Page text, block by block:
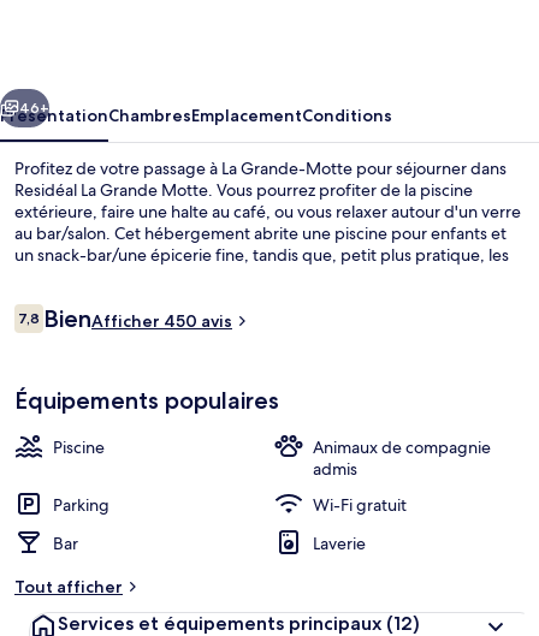
Suivant
46+
PrésentationChambresEmplacementConditions
Profitez de votre passage à La Grande-Motte pour séjourner dans
Residéal La Grande Motte. Vous pourrez profiter de la piscine
extérieure, faire une halte au café, ou vous relaxer autour d'un verre
au bar/salon. Cet hébergement abrite une piscine pour enfants et
un snack-bar/une épicerie fine, tandis que, petit plus pratique, les
Avis
voyageurs
7,87,8 sur 10
BienAfficher 450 avis
Équipements populaires
Piscine
Animaux de compagnie
admis
Parking
Wi-Fi gratuit
Bar
Laverie
Tout afficher
Services et équipements principaux (12)